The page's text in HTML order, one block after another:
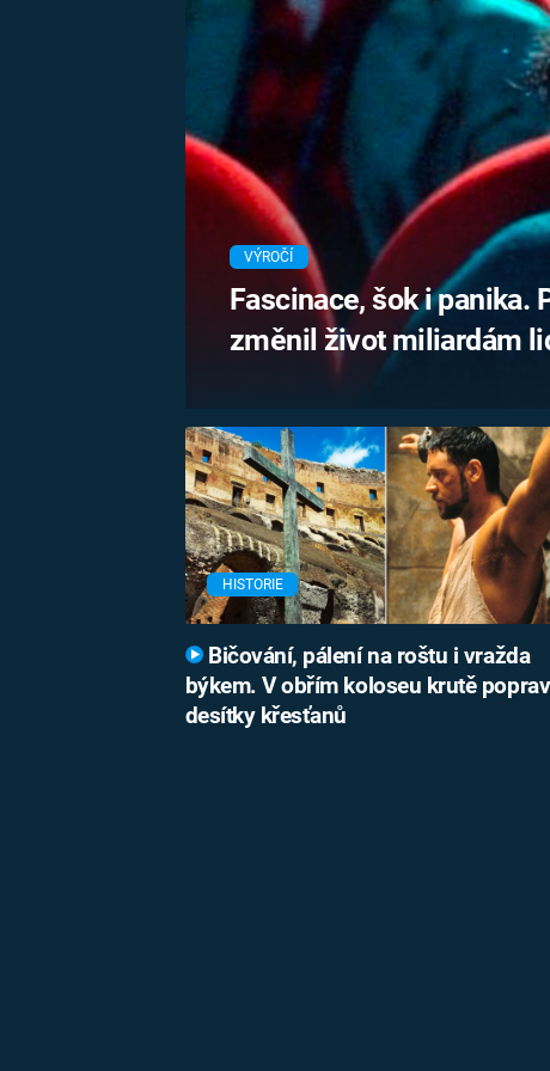
PRVNÍ SVĚTOVÁ
MARIE TEREZIE
NAPOLEON
BRITSKÁ
KRÁLOVSKÁ
RODINA
VÝROČÍ
Fascinace, šok i panika.
změnil život miliardám
HISTORIE
Bičování, pálení na roštu i vražda
býkem. V obřím koloseu krutě
desítky křesťanů